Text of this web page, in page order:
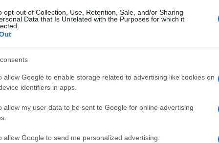
opt-out of Collection, Use, Retention, Sale, and/or Sharing
Data that Is Unrelated with the Purposes for which it
allow Google to enable storage related to advertising like cookies on
identifiers in apps.
allow my user data to be sent to Google for online advertising
allow Google to send me personalized advertising.
tra gli altri fattori, eventuali
di sostenere l’investimento senza necessità di